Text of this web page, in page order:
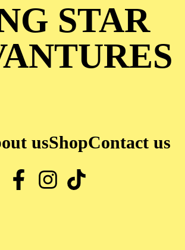
STAR
usShopContact us